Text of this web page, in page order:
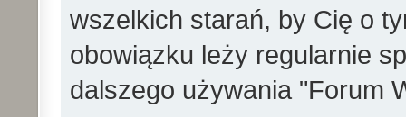
wszelkich starań, by Cię o
obowiązku leży regularnie
dalszego używania "Forum